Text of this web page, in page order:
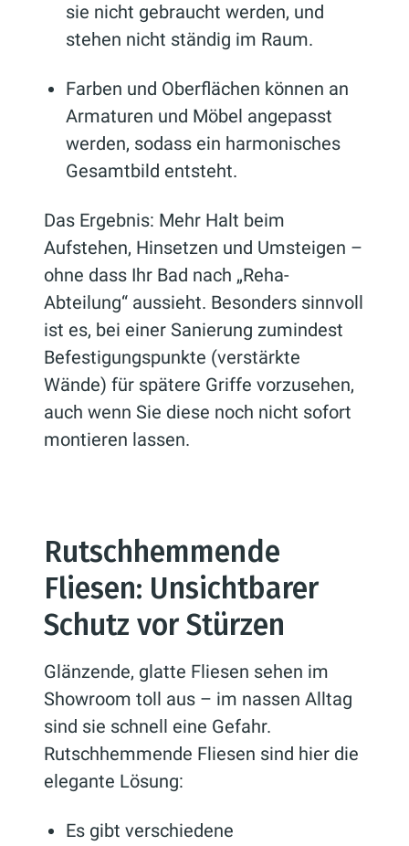
sie nicht gebraucht werden, und
stehen nicht ständig im Raum.
Farben und Oberflächen können an
Armaturen und Möbel angepasst
werden, sodass ein harmonisches
Gesamtbild entsteht.
Das Ergebnis: Mehr Halt beim
Aufstehen, Hinsetzen und Umsteigen –
ohne dass Ihr Bad nach „Reha-
Abteilung“ aussieht. Besonders sinnvoll
ist es, bei einer Sanierung zumindest
Befestigungspunkte (verstärkte
Wände) für spätere Griffe vorzusehen,
auch wenn Sie diese noch nicht sofort
montieren lassen.
Rutschhemmende
Fliesen: Unsichtbarer
Schutz vor Stürzen
Glänzende, glatte Fliesen sehen im
Showroom toll aus – im nassen Alltag
sind sie schnell eine Gefahr.
Rutschhemmende Fliesen sind hier die
elegante Lösung:
Es gibt verschiedene